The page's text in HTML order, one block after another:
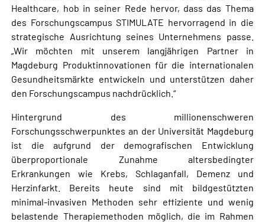
Healthcare, hob in seiner Rede hervor, dass das Thema
des Forschungscampus STIMULATE hervorragend in die
strategische Ausrichtung seines Unternehmens passe.
„Wir möchten mit unserem langjährigen Partner in
Magdeburg Produktinnovationen für die internationalen
Gesundheitsmärkte entwickeln und unterstützen daher
den Forschungscampus nachdrücklich.“
Hintergrund des millionenschweren
Forschungsschwerpunktes an der Universität Magdeburg
ist die aufgrund der demografischen Entwicklung
überproportionale Zunahme altersbedingter
Erkrankungen wie Krebs, Schlaganfall, Demenz und
Herzinfarkt. Bereits heute sind mit bildgestützten
minimal-invasiven Methoden sehr effiziente und wenig
belastende Therapiemethoden möglich, die im Rahmen